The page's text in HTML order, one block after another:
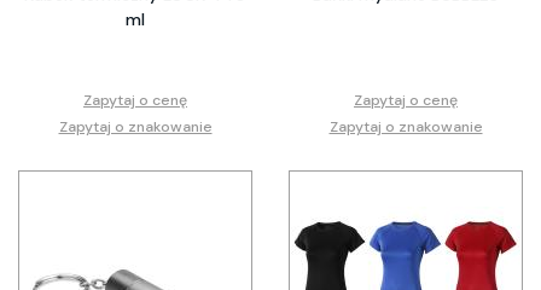
ml
Zapytaj o cenę
Zapytaj o znakowanie
Zapytaj o cenę
Zapytaj o znakowanie